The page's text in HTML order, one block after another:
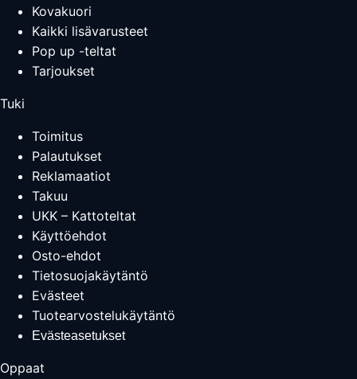
Kovakuori
Kaikki lisävarusteet
Pop up -teltat
Tarjoukset
Tuki
Toimitus
Palautukset
Reklamaatiot
Takuu
UKK – Kattoteltat
Käyttöehdot
Osto-ehdot
Tietosuojakäytäntö
Evästeet
Tuotearvostelukäytäntö
Evästeasetukset
Oppaat